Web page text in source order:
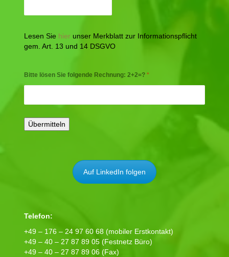
Lesen Sie hier unser Merkblatt zur Informationspflicht
gem. Art. 13 und 14 DSGVO
Bitte lösen Sie folgende Rechnung: 2+2=? *
Auf LinkedIn folgen
Telefon:
+49 – 176 – 24 97 60 68 (mobiler Erstkontakt)
+49 – 40 – 27 87 89 05 (Festnetz Büro)
+49 – 40 – 27 87 89 06 (Fax)